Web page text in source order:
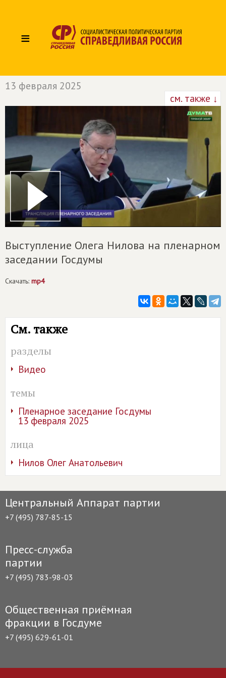
≡
13 февраля 2025
см. также ↓
Выступление Олега Нилова на пленарном
заседании Госдумы
Скачать: mp4
См. также
разделы
Видео
темы
Пленарное заседание Госдумы
13 февраля 2025
лица
Нилов Олег Анатольевич
Центральный Аппарат партии
+7 (495) 787-85-15
Пресс-служба
партии
+7 (495) 783-98-03
Общественная приёмная
фракции в Госдуме
+7 (495) 629-61-01